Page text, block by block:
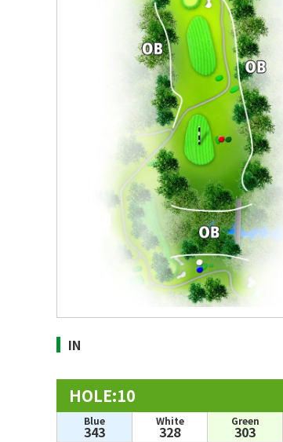
IN
HOLE:10
Blue
343
White
328
Green
303